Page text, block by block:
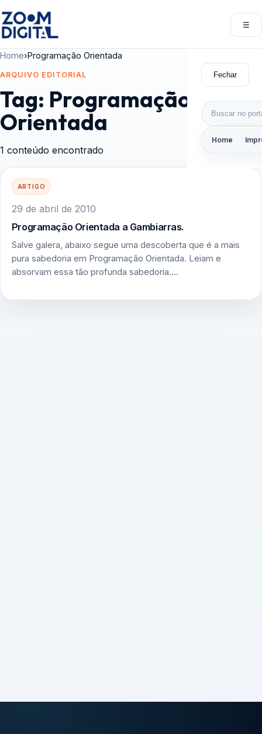
☰
Fechar
Buscar por:
Home
Home›Programação Orientada
ARQUIVO EDITORIAL
Tag: Programação
Orientada
1 conteúdo encontrado
ARTIGO
29 de abril de 2010
Programação Orientada a Gambiarras.
Salve galera, abaixo segue uma descoberta que é a mais
pura sabedoria em Programação Orientada. Leiam e
absorvam essa tão profunda sabedoria.…